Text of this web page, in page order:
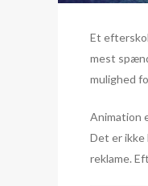
Et
mest
mulighed
Animation
Det er ikke
reklame.